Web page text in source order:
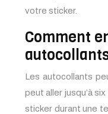
votre sticker.
Comment
Les autocollants
peut aller jusqu’à
sticker durant une